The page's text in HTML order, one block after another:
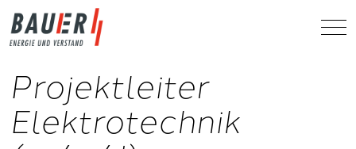
Projektleiter
Elektrotechnik